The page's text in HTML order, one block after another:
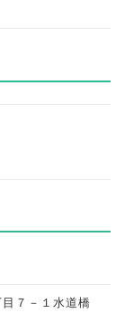
７－１水道橋